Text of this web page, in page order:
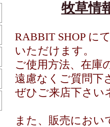
牧草情
RABBIT SHOP に
いただけます。
ご使用方法、在庫
遠慮なくご質問下
ぜひご来店下さい
また、販売にお